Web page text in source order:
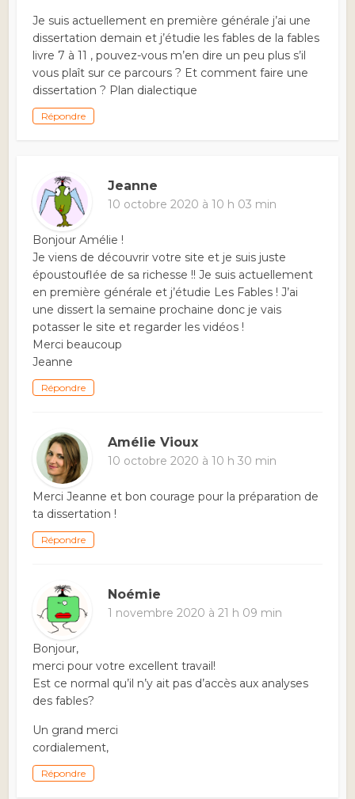
Je suis actuellement en première générale j’ai une
dissertation demain et j’étudie les fables de la fables
livre 7 à 11 , pouvez-vous m’en dire un peu plus s’il
vous plaît sur ce parcours ? Et comment faire une
dissertation ? Plan dialectique
Répondre
Jeanne
10 octobre 2020 à 10 h 03 min
Bonjour Amélie !
Je viens de découvrir votre site et je suis juste
époustouflée de sa richesse !! Je suis actuellement
en première générale et j’étudie Les Fables ! J’ai
une dissert la semaine prochaine donc je vais
potasser le site et regarder les vidéos !
Merci beaucoup
Jeanne
Répondre
Amélie Vioux
10 octobre 2020 à 10 h 30 min
Merci Jeanne et bon courage pour la préparation de
ta dissertation !
Répondre
Noémie
1 novembre 2020 à 21 h 09 min
Bonjour,
merci pour votre excellent travail!
Est ce normal qu’il n’y ait pas d’accès aux analyses
des fables?
Un grand merci
cordialement,
Répondre